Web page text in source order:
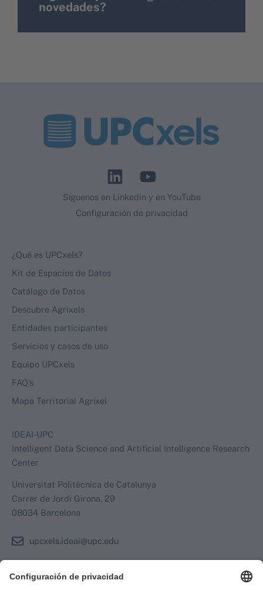
novedades?
L
i
n
Y
u
Síguenos en Linkedin y en YouTube
Configuración de privacidad
¿Qué es UPCxels?
Kit de Espacios de Datos
Catálogo de Datos
Descubre Agrixels
Entidades participantes
Servicios y casos de uso
Equipo UPCxels
FAQ’s
Mapa Territorial Agríxel
IDEAI-UPC
Intelligent Data Science and Artificial Intelligence Research
Center
Universitat Politècnica de Catalunya
Carrer de Jordi Girona, 29
08034 Barcelona
upcxels.ideai@upc.edu